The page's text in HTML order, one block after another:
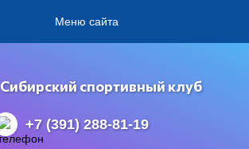
Меню сайта
Сибирский спортивный клуб
+7 (391) 288-81-19